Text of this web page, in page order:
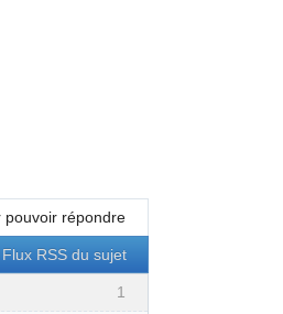
répondre
Flux RSS du sujet
1